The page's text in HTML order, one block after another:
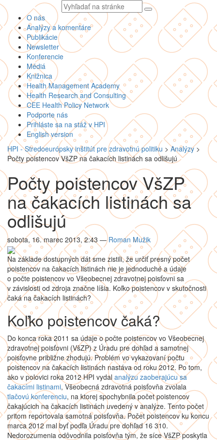
Vyhľadávaný
text
O nás
Analýzy a komentáre
Publikácie
Newsletter
Konferencie
Médiá
Knižnica
Health Management Academy
Health Research and Consulting
CEE Health Policy Network
Podporte nás
Prihláste sa na stáž v HPI
English version
HPI - Stredoeurópsky inštitút pre zdravotnú politiku >Analýzy>
Počty poistencov VšZP na čakacích listinách sa odlišujú
Počty poistencov VšZP
na čakacích listinách sa
odlišujú
sobota, 16. marec 2013, 2:43 — Roman Mužik
Na základe dostupných dát sme zistili, že určiť presný počet
poistencov na čakacích listinách nie je jednoduché a údaje
o počte poistencov vo Všeobecnej zdravotnej poisťovni sa
v závislosti od zdroja značne líšia. Koľko poistencov v skutočnosti
čaká na čakacích listinách?
Koľko poistencov čaká?
Do konca roka 2011 sa údaje o počte poistencov vo Všeobecnej
zdravotnej poisťovni (VšZP) z Úradu pre dohľad a samotnej
poisťovne približne zhodujú. Problém vo vykazovaní počtu
poistencov na čakacích listinách nastáva od roku 2012. Po tom,
ako v polovici roka 2012 HPI vydal analýzu zaoberajúcu sa
čakacími listinami, Všeobecná zdravotná poisťovňa zvolala
tlačovú konferenciu, na ktorej spochybnila počet poistencov
čakajúcich na čakacích listinách uvedený v analýze. Tento počet
pritom reportovala samotná poisťovňa. Počet poistencov ku koncu
marca 2012 mal byť podľa Úradu pre dohľad 16 310.
Nedorozumenia odôvodnila poisťovňa tým, že síce VšZP poskytla